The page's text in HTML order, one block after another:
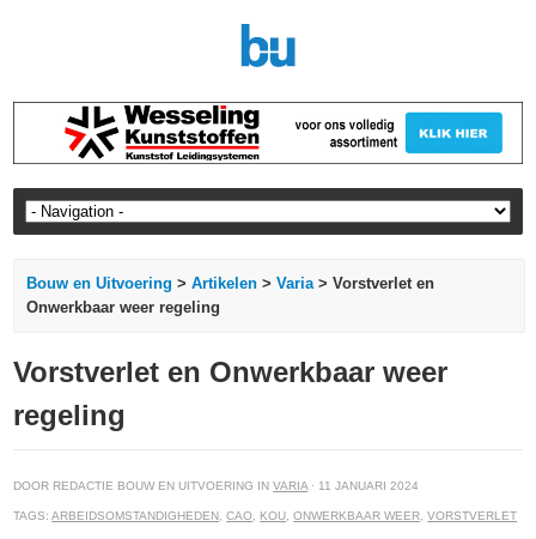
Bouw en Uitvoering >Artikelen >Varia> Vorstverlet en
Onwerkbaar weer regeling
Vorstverlet en Onwerkbaar weer
regeling
DOOR REDACTIE BOUW EN UITVOERING INVARIA· 11 JANUARI 2024
TAGS:ARBEIDSOMSTANDIGHEDEN,CAO, KOU,ONWERKBAAR WEER,VORSTVERLET